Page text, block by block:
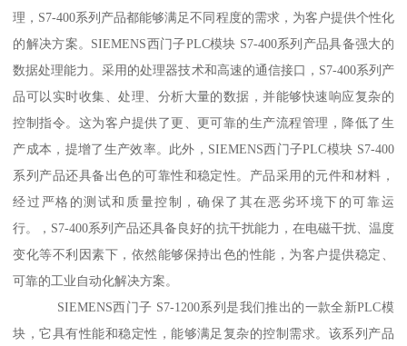
理，S7-400系列产品都能够满足不同程度的需求，为客户提供个性化
的解决方案。SIEMENS西门子PLC模块 S7-400系列产品具备强大的
数据处理能力。采用的处理器技术和高速的通信接口，S7-400系列产
品可以实时收集、处理、分析大量的数据，并能够快速响应复杂的
控制指令。这为客户提供了更、更可靠的生产流程管理，降低了生
产成本，提增了生产效率。此外，SIEMENS西门子PLC模块 S7-400
系列产品还具备出色的可靠性和稳定性。产品采用的元件和材料，
经过严格的测试和质量控制，确保了其在恶劣环境下的可靠运
行。，S7-400系列产品还具备良好的抗干扰能力，在电磁干扰、温度
变化等不利因素下，依然能够保持出色的性能，为客户提供稳定、
可靠的工业自动化解决方案。
SIEMENS西门子 S7-1200系列是我们推出的一款全新PLC模
块，它具有性能和稳定性，能够满足复杂的控制需求。该系列产品